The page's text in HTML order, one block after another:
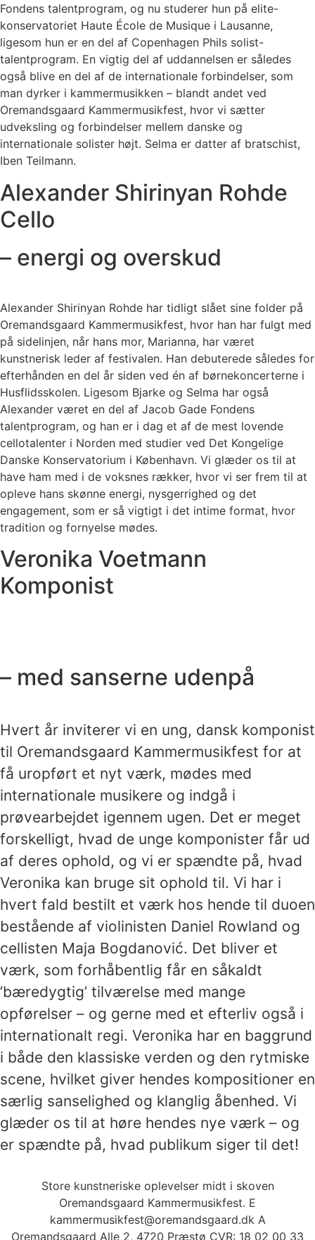
Fondens talentprogram, og nu studerer hun på elite-
konservatoriet Haute École de Musique i Lausanne,
ligesom hun er en del af Copenhagen Phils solist-
talentprogram. En vigtig del af uddannelsen er således
også blive en del af de internationale forbindelser, som
man dyrker i kammermusikken – blandt andet ved
Oremandsgaard Kammermusikfest, hvor vi sætter
udveksling og forbindelser mellem danske og
internationale solister højt. Selma er datter af bratschist,
Iben Teilmann.
Alexander Shirinyan Rohde
Cello
– energi og overskud
Alexander Shirinyan Rohde har tidligt slået sine folder på
Oremandsgaard Kammermusikfest, hvor han har fulgt med
på sidelinjen, når hans mor, Marianna, har været
kunstnerisk leder af festivalen. Han debuterede således for
efterhånden en del år siden ved én af børnekoncerterne i
Husflidsskolen. Ligesom Bjarke og Selma har også
Alexander været en del af Jacob Gade Fondens
talentprogram, og han er i dag et af de mest lovende
cellotalenter i Norden med studier ved Det Kongelige
Danske Konservatorium i København. Vi glæder os til at
have ham med i de voksnes rækker, hvor vi ser frem til at
opleve hans skønne energi, nysgerrighed og det
engagement, som er så vigtigt i det intime format, hvor
tradition og fornyelse mødes.
Veronika Voetmann
Komponist
– med sanserne udenpå
Hvert år inviterer vi en ung, dansk komponist
til Oremandsgaard Kammermusikfest for at
få uropført et nyt værk, mødes med
internationale musikere og indgå i
prøvearbejdet igennem ugen. Det er meget
forskelligt, hvad de unge komponister får ud
af deres ophold, og vi er spændte på, hvad
Veronika kan bruge sit ophold til. Vi har i
hvert fald bestilt et værk hos hende til duoen
bestående af violinisten Daniel Rowland og
cellisten Maja Bogdanović. Det bliver et
værk, som forhåbentlig får en såkaldt
’bæredygtig’ tilværelse med mange
opførelser – og gerne med et efterliv også i
internationalt regi. Veronika har en baggrund
i både den klassiske verden og den rytmiske
scene, hvilket giver hendes kompositioner en
særlig sanselighed og klanglig åbenhed. Vi
glæder os til at høre hendes nye værk – og
er spændte på, hvad publikum siger til det!
Store kunstneriske oplevelser midt i skoven
Oremandsgaard Kammermusikfest. E
kammermusikfest@oremandsgaard.dk A
Oremandsgaard Alle 2, 4720 Præstø CVR: 18 02 00 33